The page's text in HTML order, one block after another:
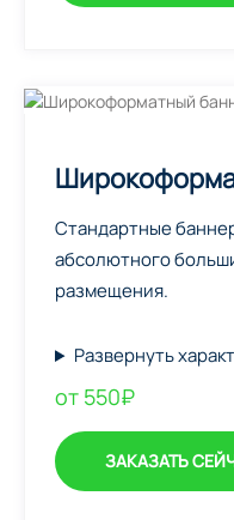
Стандартные
абсолютного
размещения.
Развернуть
от 550₽
ЗАКАЗАТЬ